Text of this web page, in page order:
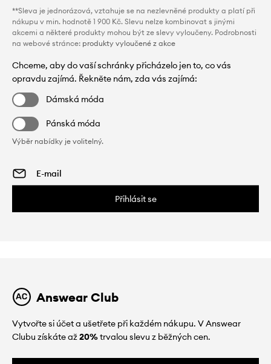
**Sleva je jednorázová, vztahuje se na nezlevněné produkty a platí při
nákupu v min. hodnotě 1 900 Kč. Slevu nelze kombinovat s jinými
akcemi a některé produkty mohou být ze slevy vyloučeny. Podrobnosti
na webové stránce: produkty vyloučené z akce
Chceme, aby do vaší schránky přicházelo jen to, co vás
opravdu zajímá. Řekněte nám, zda vás zajímá:
Dámská móda
Pánská móda
Výběr nabídky je volitelný.
Přihlásit se
Answear Club
Vytvořte si účet a ušetřete při každém nákupu. V Answear
Clubu získáte až20%trvalou slevu z běžných cen.